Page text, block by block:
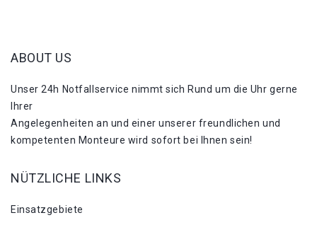
ABOUT US
Unser 24h Notfallservice nimmt sich Rund um die Uhr gerne
Ihrer
Angelegenheiten an und einer unserer freundlichen und
kompetenten Monteure wird sofort bei Ihnen sein!
NÜTZLICHE LINKS
Einsatzgebiete